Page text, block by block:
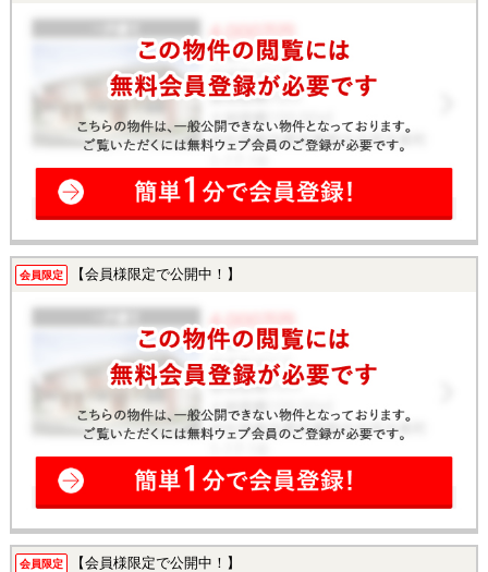
会員限定 【会員様限定で公開中！】
会員限定 【会員様限定で公開中！】